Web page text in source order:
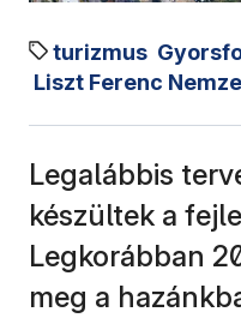
turizmus
Liszt Ferenc
Legalábbis
készültek a
Legkorábban
meg a